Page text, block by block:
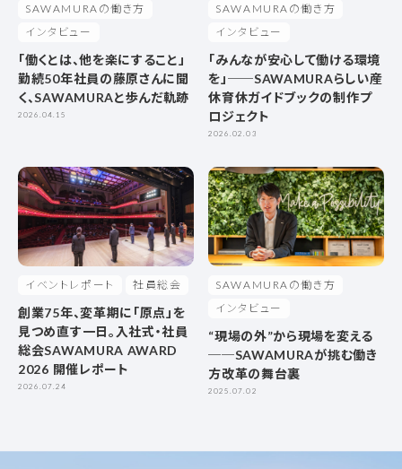
SAWAMURAの働き方
インタビュー
「働くとは、他を楽にすること」
勤続50年社員の藤原さんに聞
く、SAWAMURAと歩んだ軌跡
2026.04.15
SAWAMURAの働き方
インタビュー
「みんなが安心して働ける環境
を」──SAWAMURAらしい産
休育休ガイドブックの制作プ
ロジェクト
2026.02.03
イベントレポート 社員総会
創業75年、変革期に「原点」を
見つめ直す一日。入社式・社員
総会SAWAMURA AWARD
2026 開催レポート
2026.07.24
SAWAMURAの働き方
インタビュー
“現場の外”から現場を変える
──SAWAMURAが挑む働き
方改革の舞台裏
2025.07.02